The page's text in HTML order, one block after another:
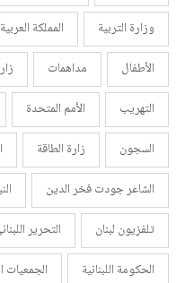
وزارة التربية المملكة
الأطفال
مداهمات
التهريب
الأمم المتحدة
السجون
زارة الطاقة
الشاعر جودت فخر الدين
تلفزيون لبنان
التحرير
الحكومة اللبنانية
الجمعيات